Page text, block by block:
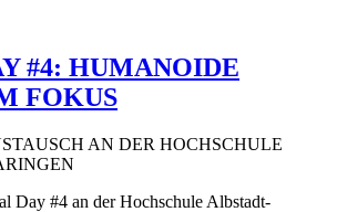
#4: HUMANOIDE
FOKUS
AN DER HOCHSCHULE
Day #4 an der Hochschule Albstadt-